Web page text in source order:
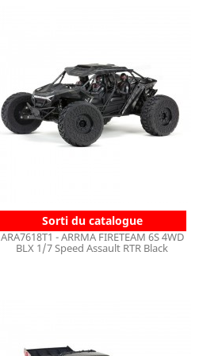
Sorti du catalogue
ARA7618T1 - ARRMA FIRETEAM 6S 4WD
BLX 1/7 Speed Assault RTR Black